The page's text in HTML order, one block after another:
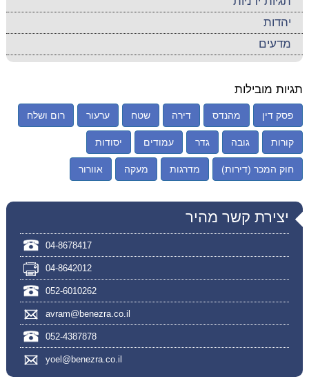
יהדות
מדעים
תגיות מובילות
פסק דין מהנדס דירה שטח ערעור רום ושלח
קורות גובה גדר עמודים יסודות
חוק המכר (דירות) מדרגות מעקה אוורור
יצירת קשר מהיר
04-8678417
04-8642012
052-6010262
avram@benezra.co.il
052-4387878
yoel@benezra.co.il